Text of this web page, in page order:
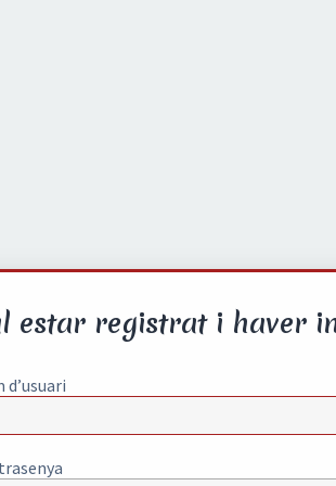
estar registrat i haver
d’usuari